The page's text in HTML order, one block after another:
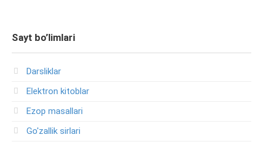
Sayt bo’limlari
Darsliklar
Elektron kitoblar
Ezop masallari
Go'zallik sirlari